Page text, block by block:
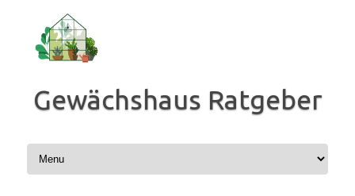
springen
Gewächshaus Ratgeber